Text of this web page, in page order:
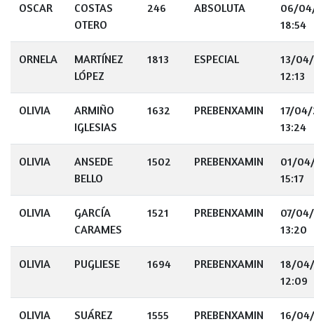
OSCAR
COSTAS
OTERO
246 ABSOLUTA
06/
18:54
ORNELA
MARTÍNEZ
LÓPEZ
1813 ESPECIAL
13/
12:13
OLIVIA
ARMIÑO
IGLESIAS
1632 PREBENXAMIN
17/
13:24
OLIVIA
ANSEDE
BELLO
1502 PREBENXAMIN
01/
15:17
OLIVIA
GARCÍA
CARAMES
1521 PREBENXAMIN
07/
13:20
OLIVIA PUGLIESE 1694 PREBENXAMIN
18/
12:09
OLIVIA
SUÁREZ
1555 PREBENXAMIN
16/